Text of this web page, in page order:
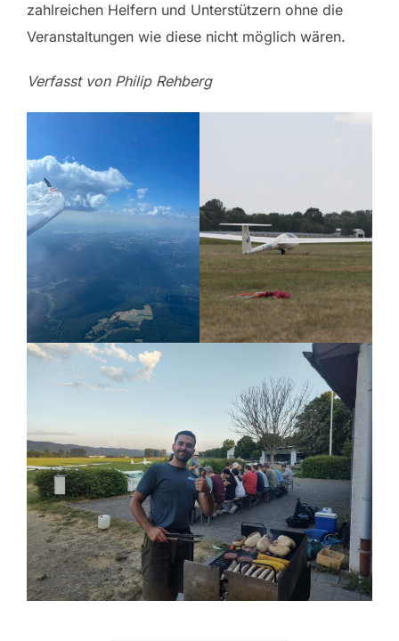
zahlreichen Helfern und Unterstützern ohne die
Veranstaltungen wie diese nicht möglich wären.
Verfasst von Philip Rehberg